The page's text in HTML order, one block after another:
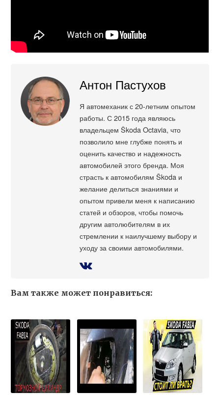
Антон Пастухов
Я автомеханик с 20-летним опытом
работы. С 2015 года являюсь
владельцем Škoda Octavia, что
позволило мне глубже понять и
оценить качество и надежность
автомобилей этого бренда. Моя
страсть к автомобилям Škoda и
желание делиться знаниями и
опытом привели меня к написанию
статей и обзоров, чтобы помочь
другим автолюбителям в их
стремлении к наилучшему выбору и
уходу за своими автомобилями.
Вам также может понравиться: